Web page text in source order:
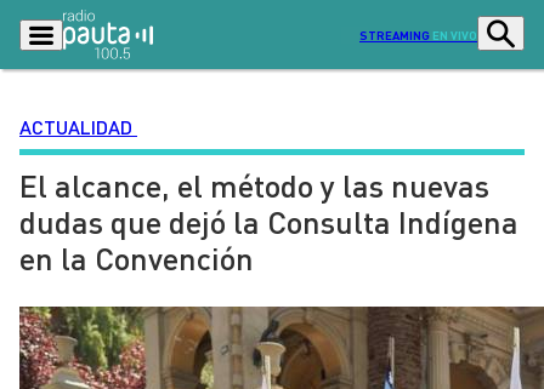
STREAMING EN VIVO
Podcasts Programas
Lo Último Actualidad
Ciudad
Radio en vivo Sostenibilidad
Tendencias Deportes
ACTUALIDAD
El alcance, el método y las nuevas
dudas que dejó la Consulta Indígena
en la Convención